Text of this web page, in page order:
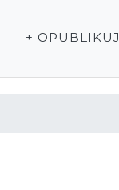
+ OPUBLIKUJ